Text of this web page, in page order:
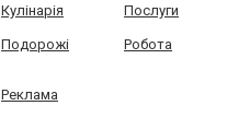
Кулінарія Послуги
Подорожі Робота
Реклама